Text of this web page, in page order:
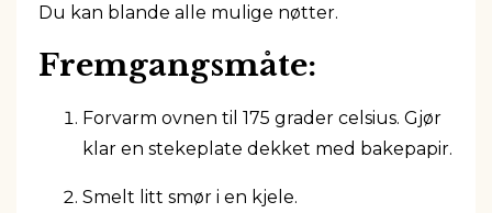
Du kan blande alle mulige nøtter.
Fremgangsmåte:
Forvarm ovnen til 175 grader celsius. Gjør
klar en stekeplate dekket med bakepapir.
Smelt litt smør i en kjele.